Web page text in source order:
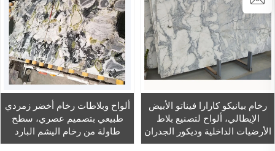
رخام بيانيكو كارارا فيناتو الأبيض
الإيطالي، ألواح لتصنيع بلاط
الأرضيات الداخلية وديكور الجدران
ألواح وبلاطات رخام أخضر زمردي
طبيعي بتصميم عصري، سطح
طاولة من رخام اليشم البارد
الأخضر الجليدي للفنادق